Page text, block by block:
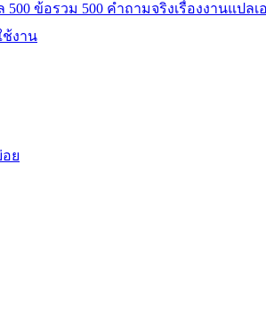
500 ข้อรวม 500 คำถามจริงเรื่องงานแปลเ
ช้งาน
ย